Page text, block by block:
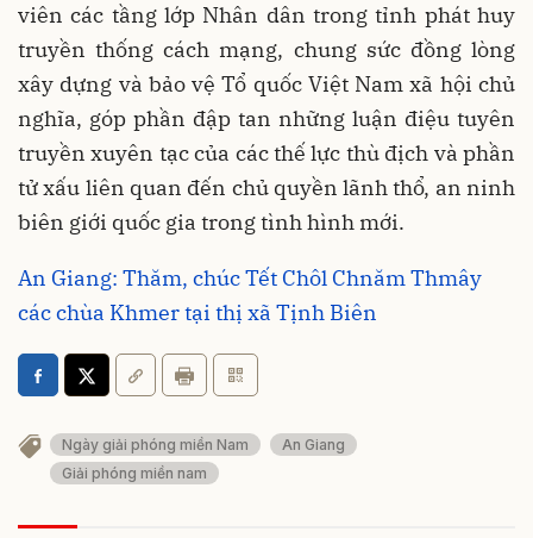
viên các tầng lớp Nhân dân trong tỉnh phát huy
truyền thống cách mạng, chung sức đồng lòng
xây dựng và bảo vệ Tổ quốc Việt Nam xã hội chủ
nghĩa, góp phần đập tan những luận điệu tuyên
truyền xuyên tạc của các thế lực thù địch và phần
tử xấu liên quan đến chủ quyền lãnh thổ, an ninh
biên giới quốc gia trong tình hình mới.
An Giang: Thăm, chúc Tết Chôl Chnăm Thmây
các chùa Khmer tại thị xã Tịnh Biên
Ngày giải phóng miền Nam
An Giang
Giải phóng miền nam